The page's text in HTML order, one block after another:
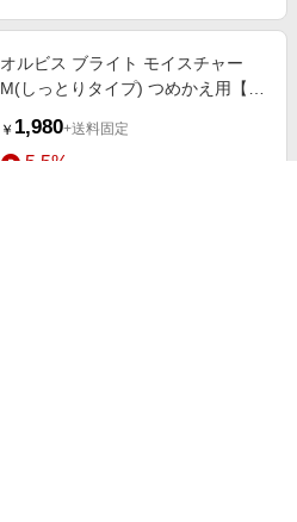
オルビス ブライト モイスチャー
M(しっとりタイプ) つめかえ用【医
￥ 1,980+送料固定
5.5%